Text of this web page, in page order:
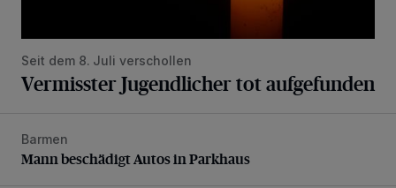
Seit dem 8. Juli verschollen
Vermisster Jugendlicher tot aufgefunden
Mann beschädigt Autos in Parkhaus
Barmen
Mann beschädigt Autos in Parkhaus